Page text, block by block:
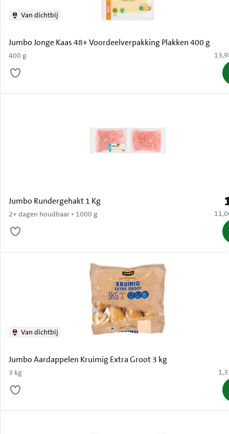
Jumbo Jonge Kaas 48+ Voordeelverpakking Plakken 400 g
400 g
Van dichtbij
€
Jumbo Rundergehakt 1 Kg
2+ dagen houdbaar • 1000 g €
Jumbo Aardappelen Kruimig Extra Groot 3 kg
3 kg
Van dichtbij
€